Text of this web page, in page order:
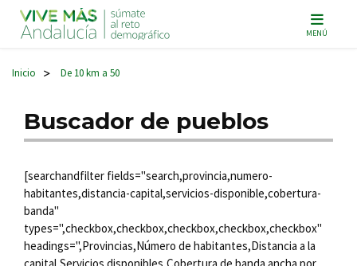
Navegación principal MENÚ
Inicio > De 10 km a 50
Buscador de pueblos
[searchandfilter fields="search,provincia,numero-
habitantes,distancia-capital,servicios-disponible,cobertura-
banda"
types=",checkbox,checkbox,checkbox,checkbox,checkbox"
headings=",Provincias,Número de habitantes,Distancia a la